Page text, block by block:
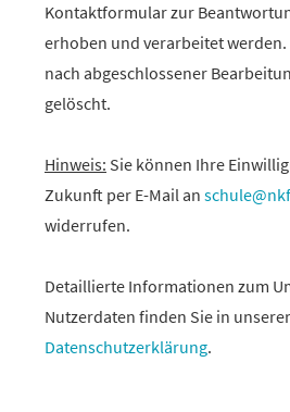
Kontaktformular zur
erhoben und verarbeitet werden.
nach abgeschlossener
gelöscht.
Hinweis: Sie können Ihre
Zukunft per E-Mail an
widerrufen.
Detaillierte Informationen zum
Nutzerdaten finden Sie in unserer
Datenschutzerklärung.